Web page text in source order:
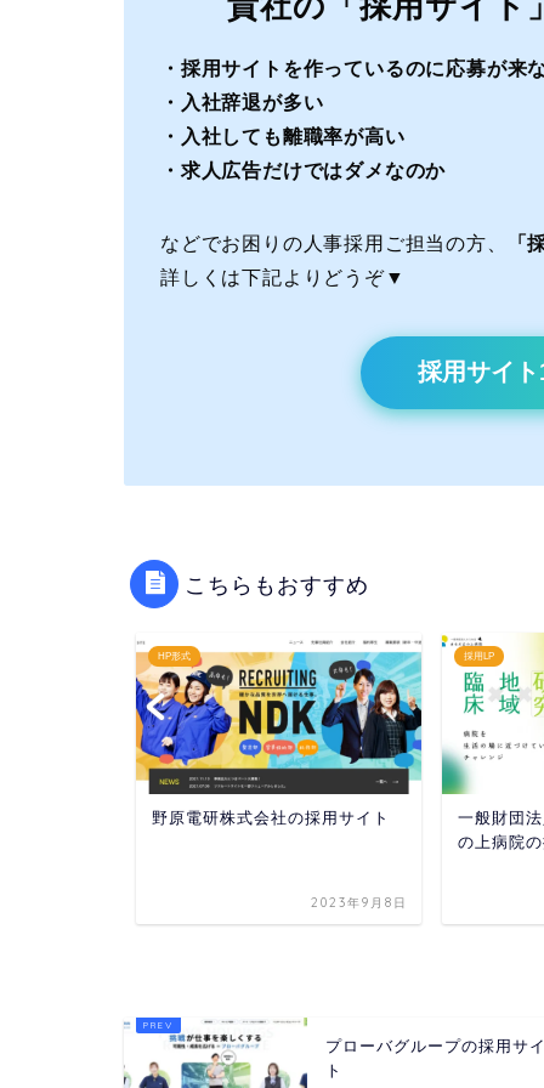
・採用サイトを作っているのに応募が来
・入社辞退が多い
・入社しても離職率が高い
・求人広告だけではダメなのか
などでお困りの人事採用ご担当の方、
「
詳しくは下記よりどうぞ▼
採用サイ
こちらもおすすめ
HP形式
野原電研株式会社の採用サイト
2023年9月8日
採用LP
一般財団
の上病院
プローバグループの採用サ
ト